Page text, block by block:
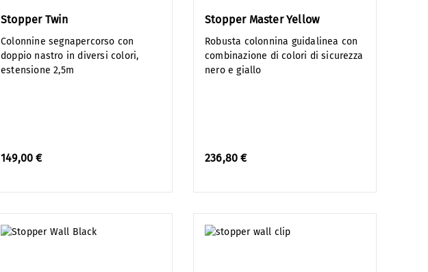
Stopper Twin
Colonnine segnapercorso con
doppio nastro in diversi colori,
estensione 2,5m
149,00 €
Stopper Master Yellow
Robusta colonnina guidalinea con
combinazione di colori di sicurezza
nero e giallo
236,80 €